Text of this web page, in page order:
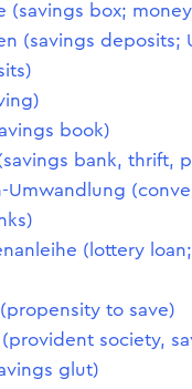
(savings box;
(savings deposits;
book)
bank, thrift,
Umwandlung
(lottery
to save)
(provident society,
glut)